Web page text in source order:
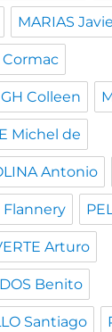
MARIAS
Cormac
Colleen
Michel de
Antonio
Flannery
Arturo
Benito
Santiago